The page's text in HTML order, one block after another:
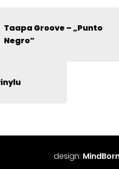
symbolem
Taapa Groove – „Punto
Negro”
design: